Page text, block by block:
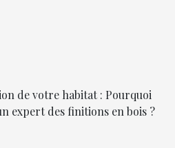
de votre habitat : Pourquoi
expert des finitions en bois ?